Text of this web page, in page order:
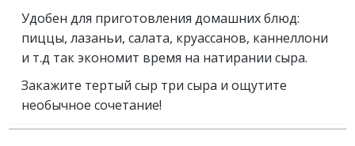
Удобен для приготовления домашних блюд:
пиццы, лазаньи, салата, круассанов, каннеллони
и т.д так экономит время на натирании сыра.
Закажите тертый сыр три сыра и ощутите
необычное сочетание!